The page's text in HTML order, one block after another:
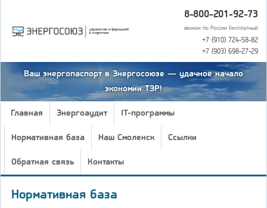
8-800-201-92-73
звонок по России бесплатный
+7 (910) 724-58-82
+7 (903) 698-27-29
Ваш энергопаспорт в Энергосоюзе — удачное начало
экономии ТЭР!
Главная Энергоаудит IT-программы
Нормативная база Наш Смоленск Ссылки
Обратная связь Контакты
Нормативная база